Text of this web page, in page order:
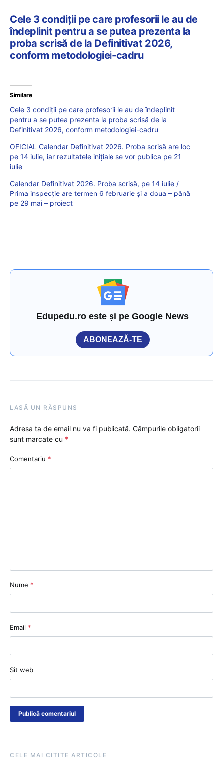
Cele 3 condiții pe care profesorii le au de
îndeplinit pentru a se putea prezenta la
proba scrisă de la Definitivat 2026,
conform metodologiei-cadru
Similare
Cele 3 condiții pe care profesorii le au de îndeplinit
pentru a se putea prezenta la proba scrisă de la
Definitivat 2026, conform metodologiei-cadru
OFICIAL Calendar Definitivat 2026. Proba scrisă are loc
pe 14 iulie, iar rezultatele inițiale se vor publica pe 21
iulie
Calendar Definitivat 2026. Proba scrisă, pe 14 iulie /
Prima inspecție are termen 6 februarie și a doua – până
pe 29 mai – proiect
Edupedu.ro este și pe Google News
ABONEAZĂ-TE
LASĂ UN RĂSPUNS
Adresa ta de email nu va fi publicată. Câmpurile obligatorii
sunt marcate cu *
Comentariu *
Nume *
Email *
Sit web
CELE MAI CITITE ARTICOLE